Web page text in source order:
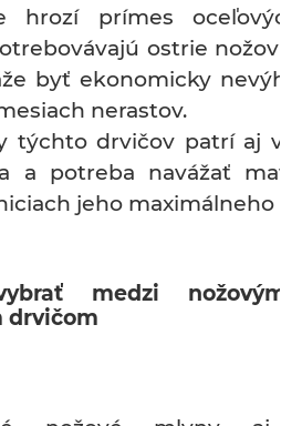
hrozí prímes
ostrie nožov
byť ekonomicky
nerastov.
týchto drvičov patrí aj
a potreba navážať
jeho maximálneho
medzi
drvičom